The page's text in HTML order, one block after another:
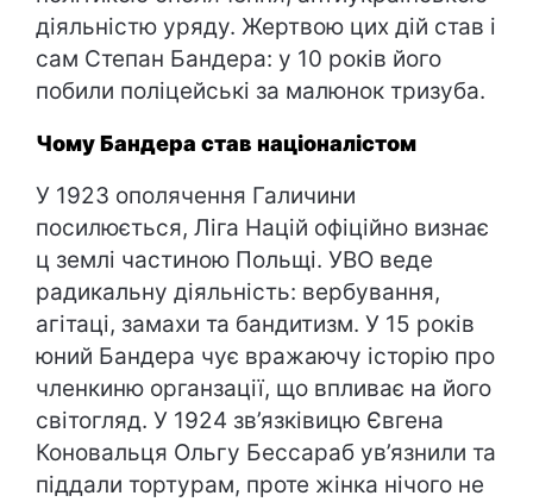
діяльністю уряду. Жертвою цих дій став і
сам Степан Бандера: у 10 років його
побили поліцейські за малюнок тризуба.
Чому Бандера став націоналістом
У 1923 ополячення Галичини
посилюється, Ліга Націй офіційно визнає
ц землі частиною Польщі. УВО веде
радикальну діяльність: вербування,
агітаці, замахи та бандитизм. У 15 років
юний Бандера чує вражаючу історію про
членкиню органзації, що впливає на його
світогляд. У 1924 зв’язківицю Євгена
Коновальця Ольгу Бессараб ув’язнили та
піддали тортурам, проте жінка нічого не